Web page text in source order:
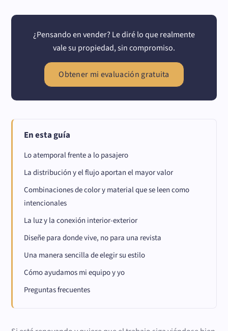
¿Pensando en vender? Le diré lo que realmente
vale su propiedad, sin compromiso.
Obtener mi evaluación gratuita
En esta guía
Lo atemporal frente a lo pasajero
La distribución y el flujo aportan el mayor valor
Combinaciones de color y material que se leen como
intencionales
La luz y la conexión interior-exterior
Diseñe para donde vive, no para una revista
Una manera sencilla de elegir su estilo
Cómo ayudamos mi equipo y yo
Preguntas frecuentes